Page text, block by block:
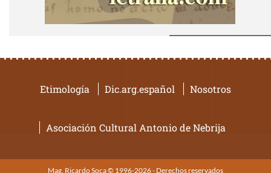
Etimología Dic.arg.español Nosotros
Asociación Cultural Antonio de Nebrija
Mag. Ricardo Soca © 1996-2026 - Derechos reservados